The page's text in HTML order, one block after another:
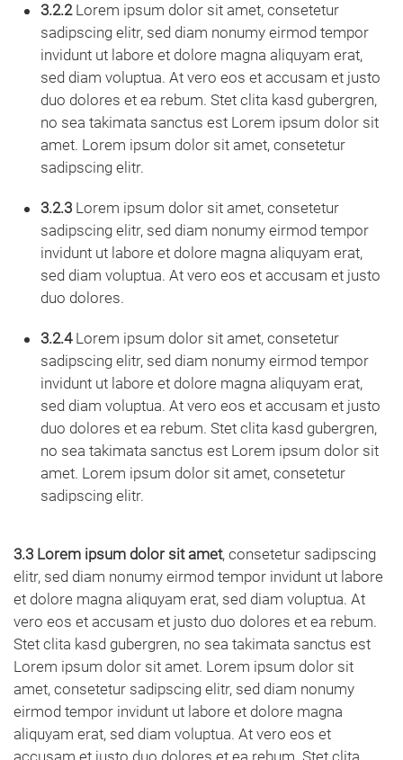
3.2.2Lorem ipsum dolor sit amet, consetetur
sadipscing elitr, sed diam nonumy eirmod tempor
invidunt ut labore et dolore magna aliquyam erat,
sed diam voluptua. At vero eos et accusam et justo
duo dolores et ea rebum. Stet clita kasd gubergren,
no sea takimata sanctus est Lorem ipsum dolor sit
amet. Lorem ipsum dolor sit amet, consetetur
sadipscing elitr.
3.2.3 Lorem ipsum dolor sit amet, consetetur
sadipscing elitr, sed diam nonumy eirmod tempor
invidunt ut labore et dolore magna aliquyam erat,
sed diam voluptua. At vero eos et accusam et justo
duo dolores.
3.2.4Lorem ipsum dolor sit amet, consetetur
sadipscing elitr, sed diam nonumy eirmod tempor
invidunt ut labore et dolore magna aliquyam erat,
sed diam voluptua. At vero eos et accusam et justo
duo dolores et ea rebum. Stet clita kasd gubergren,
no sea takimata sanctus est Lorem ipsum dolor sit
amet. Lorem ipsum dolor sit amet, consetetur
sadipscing elitr.
3.3 Lorem ipsum dolor sit amet, consetetur sadipscing
elitr, sed diam nonumy eirmod tempor invidunt ut labore
et dolore magna aliquyam erat, sed diam voluptua. At
vero eos et accusam et justo duo dolores et ea rebum.
Stet clita kasd gubergren, no sea takimata sanctus est
Lorem ipsum dolor sit amet. Lorem ipsum dolor sit
amet, consetetur sadipscing elitr, sed diam nonumy
eirmod tempor invidunt ut labore et dolore magna
aliquyam erat, sed diam voluptua. At vero eos et